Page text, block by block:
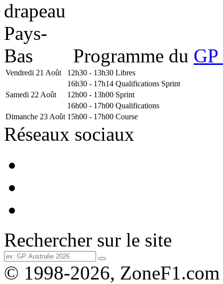
Programme du
Vendredi 21 Août 12h30 - 13h30 Libres
16h30 - 17h14 Qualifications Sprint
Samedi 22 Août
12h00 - 13h00 Sprint
16h00 - 17h00 Qualifications
Dimanche 23 Août 15h00 - 17h00 Course
Réseaux sociaux
Rechercher sur le site
© 1998-2026, ZoneF1.com